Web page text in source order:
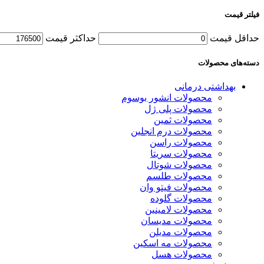
فیلتر قیمت
حداقل قیمت حداکثر قیمت
دسته‌های محصولات
بهداشتی درمانی
محصولات انشور بوسوم
محصولات پلی ژل
محصولات ثمین
محصولات درم انجلین
محصولات راسن
محصولات سریتا
محصولات شوتال
محصولات طلسم
محصولات فیتو وان
محصولات گلوده
محصولات لامینین
محصولات مدیسان
محصولات مدیلن
محصولات مه اسکین
محصولات هسل